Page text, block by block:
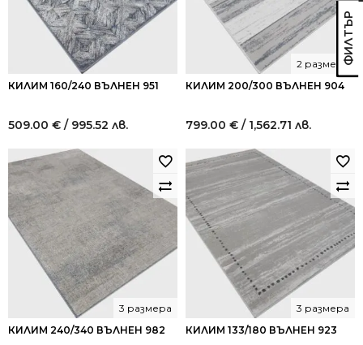
КИЛИМ 160/240 ВЪЛНЕН 951
509.00 € / 995.52 лв.
КИЛИМ 200/300 ВЪЛНЕН 904
2 размера
799.00 € / 1,562.71 лв.
КИЛИМ 240/340 ВЪЛНЕН 982
3 размера
КИЛИМ 133/180 ВЪЛНЕН 923
3 размера